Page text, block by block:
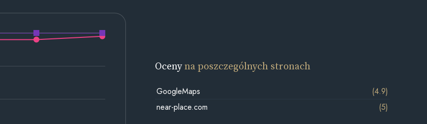
Ocenyna poszczególnych stronach
GoogleMaps
(4.9)
near-place.com
(5)